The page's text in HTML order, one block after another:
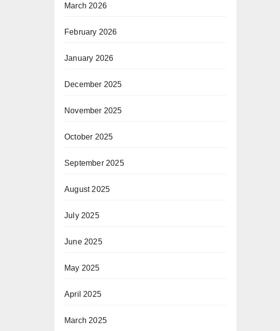
March 2026
February 2026
January 2026
December 2025
November 2025
October 2025
September 2025
August 2025
July 2025
June 2025
May 2025
April 2025
March 2025